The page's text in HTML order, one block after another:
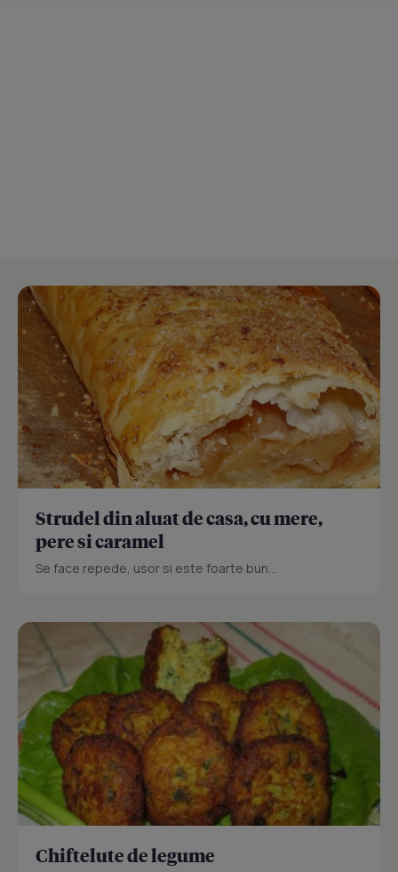
Strudel din aluat de casa, cu mere,
pere si caramel
Se face repede, usor si este foarte bun...
Chiftelute de legume